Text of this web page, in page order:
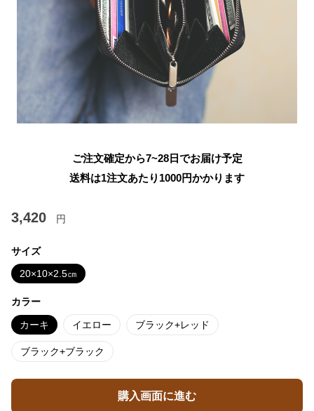
ご注文確定から7~28日でお届け予定
送料は1注文あたり 1000円かかります
3,420 円
サイズ
20×10×2.5㎝
カラー
カーキ イエロー ブラック+レッド
ブラック+ブラック
購入画面に進む